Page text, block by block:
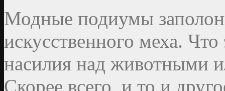
Модные подиумы
искусственного меха.
насилия над животными
Скорее всего, и то и